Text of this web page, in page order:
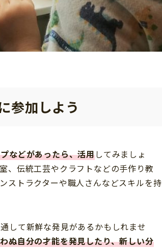
参加しよう
などがあったら、活用してみましょ
、伝統工芸やクラフトなどの手作り教
ストラクターや職人さんなどスキルを持
して新鮮な発見があるかもしれませ
ぬ自分の才能を発見したり、新しい分